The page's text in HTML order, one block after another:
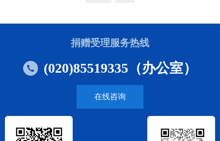
捐赠受理服务热线
(020)85519335（办公室）
在线咨询